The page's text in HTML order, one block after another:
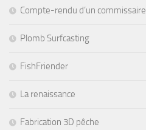
Compte-rendu d’un commissaire
Plomb Surfcasting
FishFriender
La renaissance
Fabrication 3D pêche